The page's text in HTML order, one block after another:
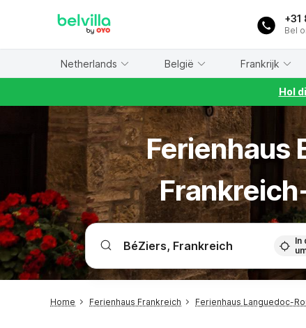
+31
Bel
Netherlands België Frankrijk
Hol
Ferienhaus
In
Home Ferienhaus Frankreich Ferienhaus Languedoc-